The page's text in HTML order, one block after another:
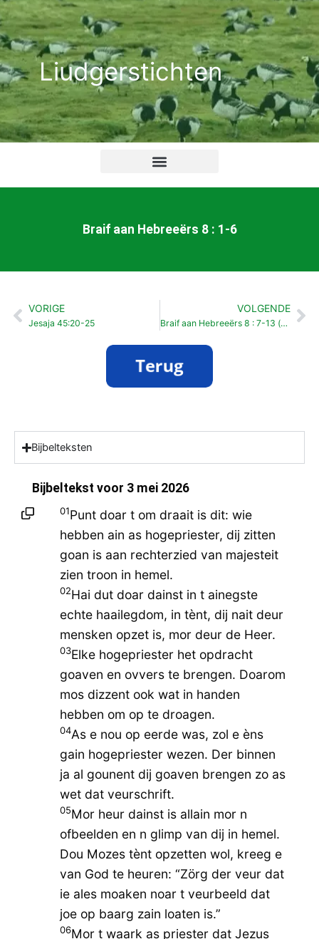
Ga
naar
de
inhoudLiudgerstichten
Braif aan Hebreeërs 8 : 1-6
Vorige
VORIGE
Jesaja 45:20-25
VOLGENDE
Braif aan Hebreeërs 8 : 7-13 (dodenherdenking)
Bijbelteksten
Bijbeltekst voor 3 mei 2026
01Punt doar t om draait is dit: wie
hebben ain as hogepriester, dij zitten
goan is aan rechterzied van majesteit
zien troon in hemel.
02Hai dut doar dainst in t ainegste
echte haailegdom, in tènt, dij nait deur
mensken opzet is, mor deur de Heer.
03Elke hogepriester het opdracht
goaven en ovvers te brengen. Doarom
mos dizzent ook wat in handen
hebben om op te droagen.
04As e nou op eerde was, zol e èns
gain hogepriester wezen. Der binnen
ja al gounent dij goaven brengen zo as
wet dat veurschrift.
05Mor heur dainst is allain mor n
ofbeelden en n glimp van dij in hemel.
Dou Mozes tènt opzetten wol, kreeg e
van God te heuren: “Zörg der veur dat
ie ales moaken noar t veurbeeld dat
joe op baarg zain loaten is.”
06Mor t waark as priester dat Jezus